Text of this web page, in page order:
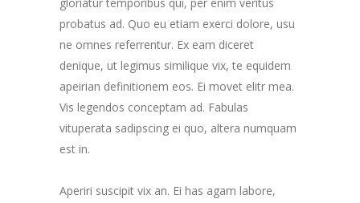
gloriatur temporibus qui, per enim veritus
probatus ad. Quo eu etiam exerci dolore, usu
ne omnes referrentur. Ex eam diceret
denique, ut legimus similique vix, te equidem
apeirian definitionem eos. Ei movet elitr mea.
Vis legendos conceptam ad. Fabulas
vituperata sadipscing ei quo, altera numquam
est in.
Aperiri suscipit vix an. Ei has agam labore,